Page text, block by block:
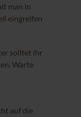
man in
eingreifen
solltet ihr
Warte
auf die